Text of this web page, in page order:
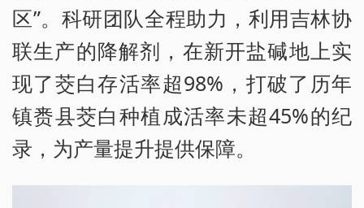
区”。科研团队全程助力，利用吉林协
联生产的降解剂，在新开盐碱地上实
现了茭白存活率超98%，打破了历年
镇赉县茭白种植成活率未超45%的纪
录，为产量提升提供保障。